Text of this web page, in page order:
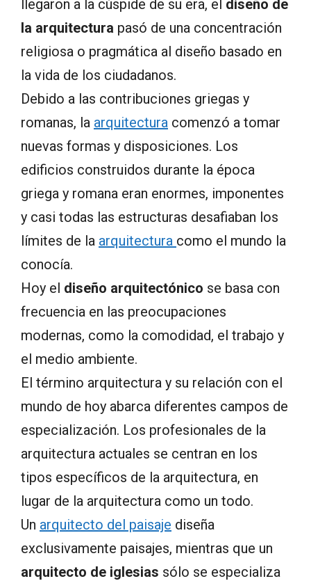
llegaron a la cúspide de su era, el diseño de
la arquitectura pasó de una concentración
religiosa o pragmática al diseño basado en
la vida de los ciudadanos.
Debido a las contribuciones griegas y
romanas, la arquitectura comenzó a tomar
nuevas formas y disposiciones. Los
edificios construidos durante la época
griega y romana eran enormes, imponentes
y casi todas las estructuras desafiaban los
límites de la arquitectura como el mundo la
conocía.
Hoy el diseño arquitectónico se basa con
frecuencia en las preocupaciones
modernas, como la comodidad, el trabajo y
el medio ambiente.
El término arquitectura y su relación con el
mundo de hoy abarca diferentes campos de
especialización. Los profesionales de la
arquitectura actuales se centran en los
tipos específicos de la arquitectura, en
lugar de la arquitectura como un todo.
Un arquitecto del paisaje diseña
exclusivamente paisajes, mientras que un
arquitecto de iglesias sólo se especializa